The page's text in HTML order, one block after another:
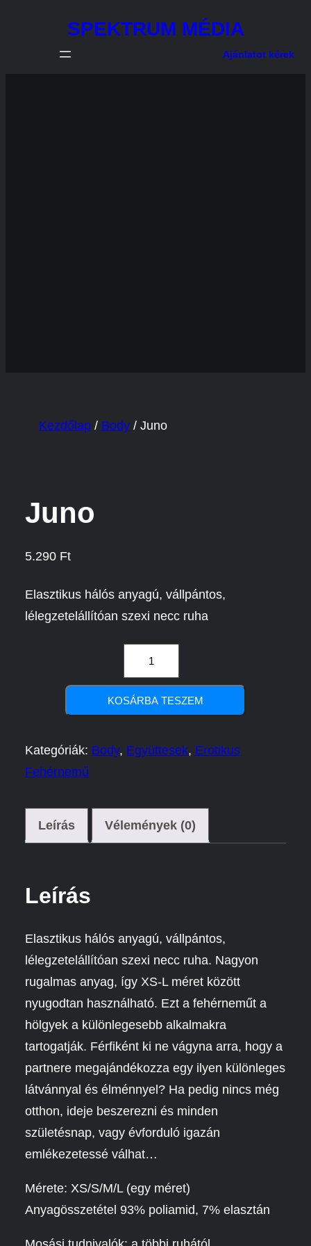
tartalomhoz
SPEKTRUM MÉDIA
Ajánlatot kérek
Kezdőlap / Body / Juno
Juno
5.290 Ft
Elasztikus hálós anyagú, vállpántos,
lélegzetelállítóan szexi necc ruha
mennyiség
KOSÁRBA TESZEM
Kategóriák: Body, Együttesek, Erotikus
Fehérnemű
Leírás Vélemények (0)
Leírás
Elasztikus hálós anyagú, vállpántos,
lélegzetelállítóan szexi necc ruha. Nagyon
rugalmas anyag, így XS-L méret között
nyugodtan használható. Ezt a fehérneműt a
hölgyek a különlegesebb alkalmakra
tartogatják. Férfiként ki ne vágyna arra, hogy a
partnere megajándékozza egy ilyen különleges
látvánnyal és élménnyel? Ha pedig nincs még
otthon, ideje beszerezni és minden
születésnap, vagy évforduló igazán
emlékezetessé válhat…
Mérete: XS/S/M/L (egy méret)
Anyagösszetétel 93% poliamid, 7% elasztán